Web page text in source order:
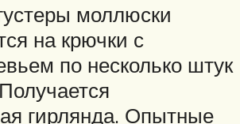
моллюски
на крючки с
по несколько штук
гирлянда. Опытные